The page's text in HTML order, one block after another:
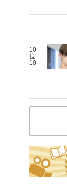
10
位
10